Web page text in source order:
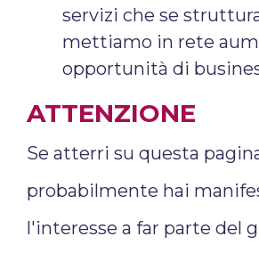
servizi che se
mettiamo in rete
opportunità di
ATTENZIONE
Se atterri su questa
probabilmente hai
l'interesse a far parte del